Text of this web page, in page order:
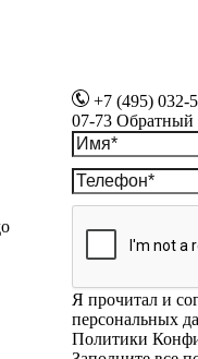
+7 (495) 032-
07-73 Обратный
Я прочитал и
персональных
Политики